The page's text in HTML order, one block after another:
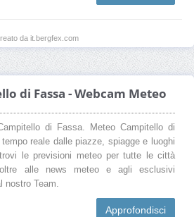
da it.bergfex.com
di Fassa - Webcam Meteo
di Fassa. Meteo Campitello di
reale dalle piazze, spiagge e luoghi
le previsioni meteo per tutte le città
alle news meteo e agli esclusivi
nostro Team.
Approfondisci